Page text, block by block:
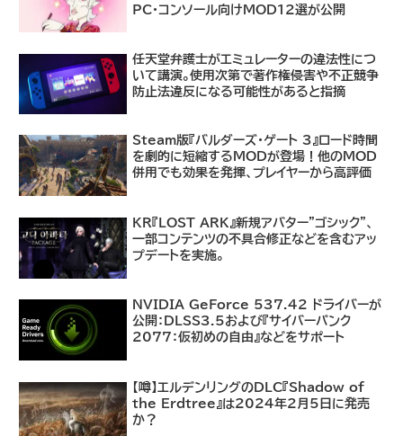
PC・コンソール向けMOD12選が公開
任天堂弁護士がエミュレーターの違法性につ
いて講演。使用次第で著作権侵害や不正競争
防止法違反になる可能性があると指摘
Steam版『バルダーズ・ゲート 3』ロード時間
を劇的に短縮するMODが登場！他のMOD
併用でも効果を発揮、プレイヤーから高評価
KR『LOST ARK』新規アバター"ゴシック"、
一部コンテンツの不具合修正などを含むアッ
プデートを実施。
NVIDIA GeForce 537.42 ドライバーが
公開：DLSS3.5および『サイバーパンク
2077：仮初めの自由』などをサポート
【噂】エルデンリングのDLC『Shadow of
the Erdtree』は2024年2月5日に発売
か？